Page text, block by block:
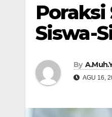
Poraksi
Siswa-
By
AGU 16,